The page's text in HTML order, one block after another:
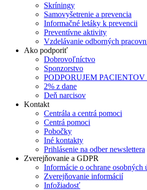
Skríningy
Samovyšetrenie a prevencia
Informačné letáky k prevencii
Preventívne aktivity
Vzdelávanie odborných
Ako podporiť
Dobrovoľníctvo
Sponzorstvo
PODPORUJEM
2% z dane
Deň narcisov
Kontakt
Centrála a centrá pomoci
Centrá pomoci
Pobočky
Iné kontakty
Prihlásenie na odber newslettera
Zverejňovanie a GDPR
Informácie o ochrane osobných
Zverejňovanie informácií
Infožiadosť